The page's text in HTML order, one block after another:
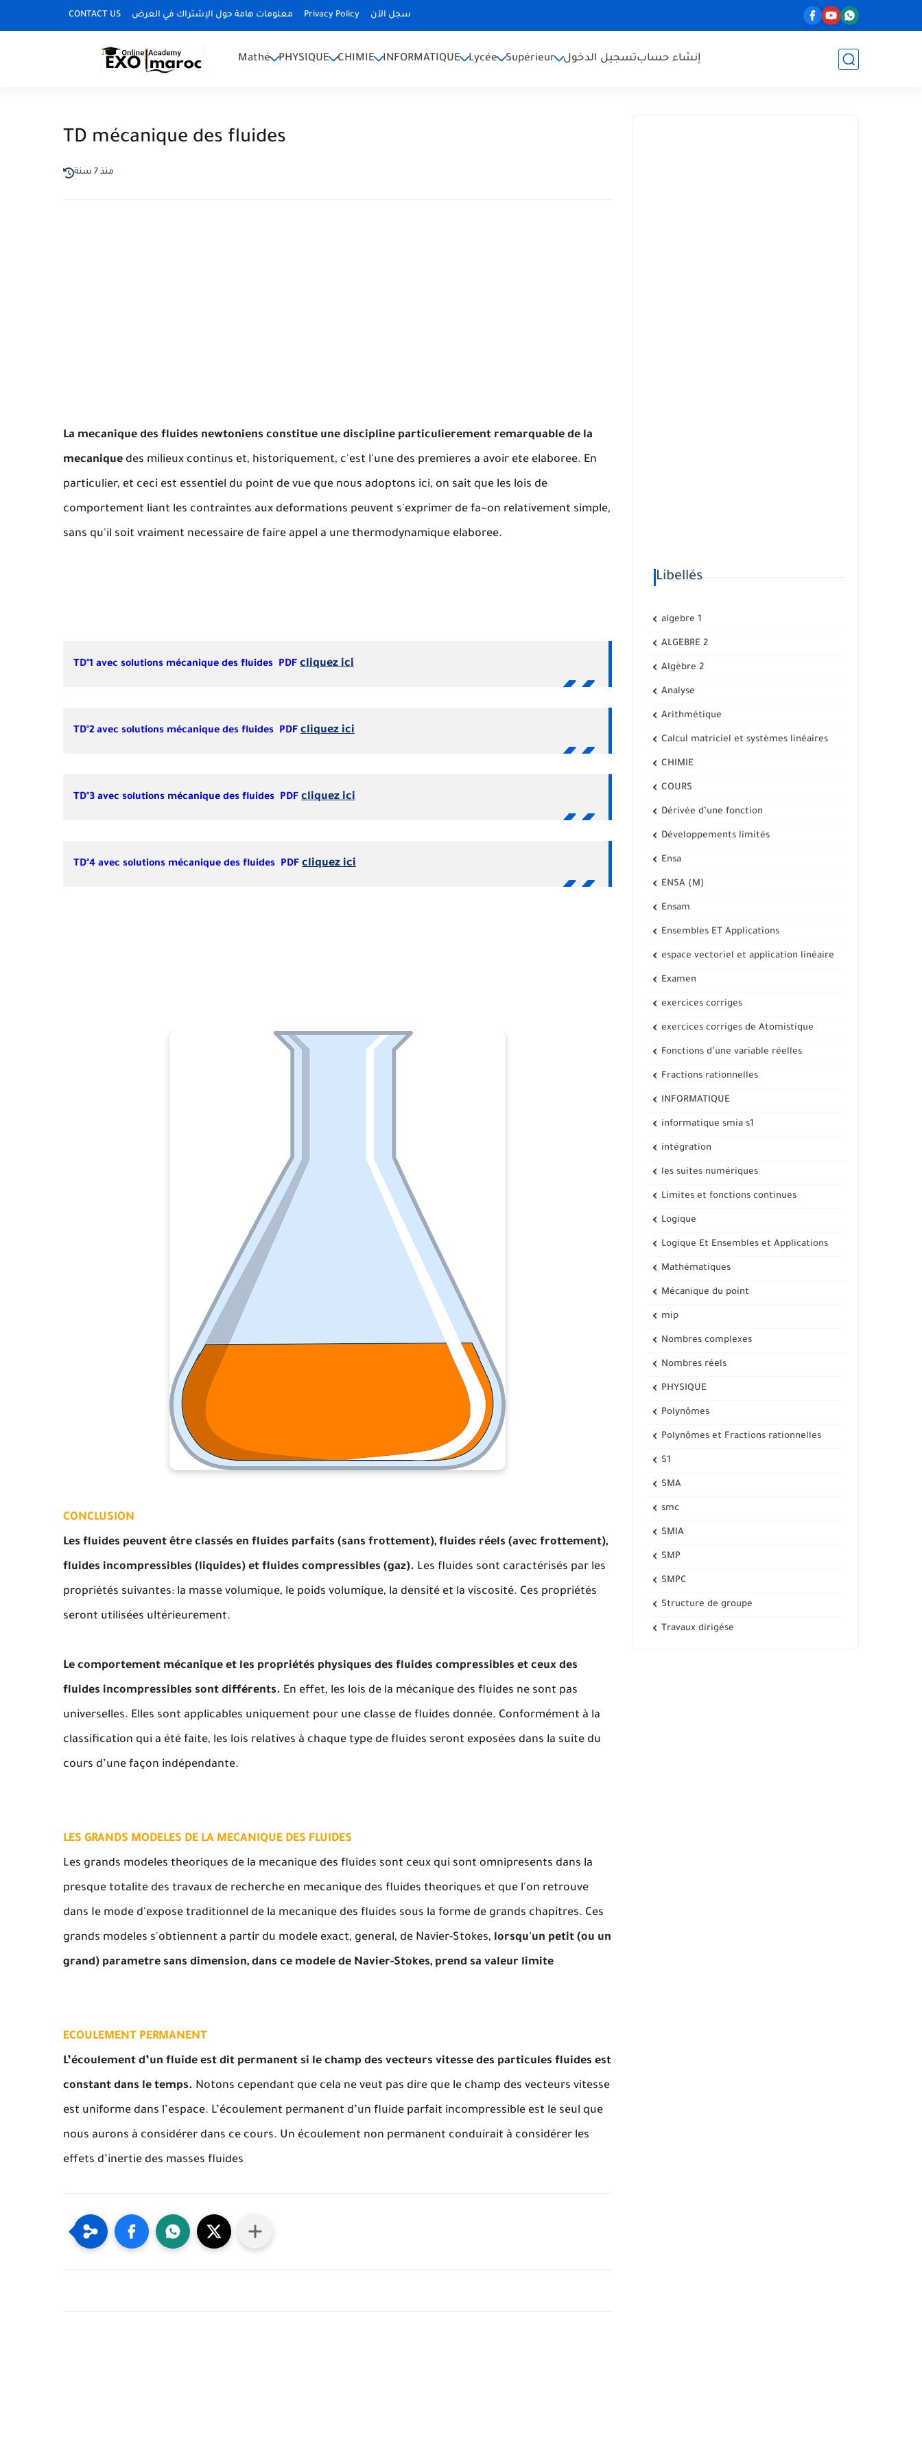
CONTACT US معلومات هامة حول الإشتراك في العرض Privacy Policy سجل الآن
Mathé PHYSIQUE CHIMIE INFORMATIQUE Lycée Supérieur تسجيل الدخولإنشاء حساب
TD mécanique des fluides
منذ 7 سنة
La mecanique des fluides newtoniens constitue une discipline particulierement remarquable de la
mecanique des milieux continus et, historiquement, c'est l'une des premieres a avoir ete elaboree. En
particulier, et ceci est essentiel du point de vue que nous adoptons ici, on sait que les lois de
comportement liant les contraintes aux deformations peuvent s'exprimer de fa~on relativement simple,
sans qu'il soit vraiment necessaire de faire appel a une thermodynamique elaboree.
TD°1 avec solutions mécanique des fluides PDF cliquez ici
TD°2 avec solutions mécanique des fluides PDF cliquez ici
TD°3 avec solutions mécanique des fluides PDF cliquez ici
TD°4 avec solutions mécanique des fluides PDF cliquez ici
CONCLUSION
Les fluides peuvent être classés en fluides parfaits (sans frottement), fluides réels (avec frottement),
fluides incompressibles (liquides) et fluides compressibles (gaz). Les fluides sont caractérisés par les
propriétés suivantes: la masse volumique, le poids volumique, la densité et la viscosité. Ces propriétés
seront utilisées ultérieurement.
Le comportement mécanique et les propriétés physiques des fluides compressibles et ceux des
fluides incompressibles sont différents. En effet, les lois de la mécanique des fluides ne sont pas
universelles. Elles sont applicables uniquement pour une classe de fluides donnée. Conformément à la
classification qui a été faite, les lois relatives à chaque type de fluides seront exposées dans la suite du
cours d’une façon indépendante.
LES GRANDS MODELES DE LA MECANIQUE DES FLUIDES
Les grands modeles theoriques de la mecanique des fluides sont ceux qui sont omnipresents dans la
presque totalite des travaux de recherche en mecanique des fluides theoriques et que l'on retrouve
dans Ie mode d'expose traditionnel de la mecanique des fluides sous la forme de grands chapitres. Ces
grands modeles s'obtiennent a partir du modele exact, general, de Navier-Stokes, lorsqu'un petit (ou un
grand) parametre sans dimension, dans ce modele de Navier-Stokes, prend sa valeur limite
ECOULEMENT PERMANENT
L’écoulement d’un fluide est dit permanent si le champ des vecteurs vitesse des particules fluides est
constant dans le temps. Notons cependant que cela ne veut pas dire que le champ des vecteurs vitesse
est uniforme dans l’espace. L’écoulement permanent d’un fluide parfait incompressible est le seul que
nous aurons à considérer dans ce cours. Un écoulement non permanent conduirait à considérer les
effets d’inertie des masses fluides
Libellés
algebre 1
ALGEBRE 2
Algèbre 2
Analyse
Arithmétique
Calcul matriciel et systèmes linéaires
CHIMIE
COURS
Dérivée d’une fonction
Développements limités
Ensa
ENSA (M)
Ensam
Ensembles ET Applications
espace vectoriel et application linéaire
Examen
exercices corriges
exercices corriges de Atomistique
Fonctions d’une variable réelles
Fractions rationnelles
INFORMATIQUE
informatique smia s1
intégration
les suites numériques
Limites et fonctions continues
Logique
Logique Et Ensembles et Applications
Mathématiques
Mécanique du point
mip
Nombres complexes
Nombres réels
PHYSIQUE
Polynômes
Polynômes et Fractions rationnelles
S1
SMA
smc
SMIA
SMP
SMPC
Structure de groupe
Travaux dirigése